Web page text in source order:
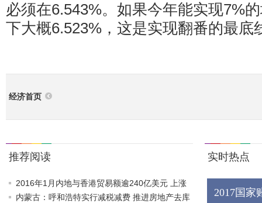
必须在6.543%。如果今年能实现7%
下大概6.523%，这是实现翻番的最底
经济首页
推荐阅读
2016年1月内地与香港贸易额逾240亿美元 上涨
1.1%
内蒙古：呼和浩特实行减税减费 推进房地产去库
实时热点
2017国家